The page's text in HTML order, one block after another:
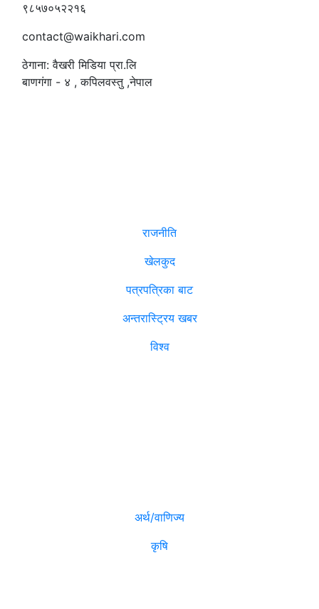
९८५७०५२२१६
contact@waikhari.com
ठेगाना: वैखरी मिडिया प्रा.लि
बाणगंगा - ४ , कपिलवस्तु ,नेपाल
राजनीति
खेलकुद
पत्रपत्रिका बाट
अन्तरास्ट्रिय खबर
विश्व
अर्थ/वाणिज्य
कृषि